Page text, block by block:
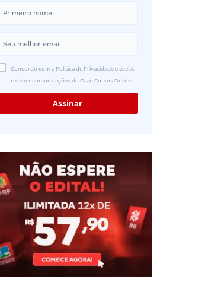
Concordo com a Política de Privacidade e aceito
receber comunicações do Gran Cursos Online.